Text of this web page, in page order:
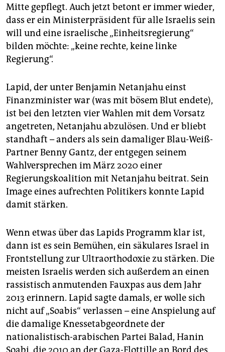
Mitte gepflegt. Auch jetzt betont er immer wieder,
dass er ein Ministerpräsident für alle Israelis sein
will und eine israelische „Einheitsregierung“
bilden möchte: „keine rechte, keine linke
Regierung“.
Lapid, der unter Benjamin Netanjahu einst
Finanzminister war (was mit bösem Blut endete),
ist bei den letzten vier Wahlen mit dem Vorsatz
angetreten, Netanjahu abzulösen. Und er bliebt
standhaft – anders als sein damaliger Blau-Weiß-
Partner Benny Gantz, der entgegen seinem
Wahlversprechen im März 2020 einer
Regierungskoalition mit Netanjahu beitrat. Sein
Image eines aufrechten Politikers konnte Lapid
damit stärken.
Wenn etwas über das Lapids Programm klar ist,
dann ist es sein Bemühen, ein säkulares Israel in
Frontstellung zur Ultraorthodoxie zu stärken. Die
meisten Israelis werden sich außerdem an einen
rassistisch anmutenden Fauxpas aus dem Jahr
2013 erinnern. Lapid sagte damals, er wolle sich
nicht auf „Soabis“ verlassen – eine Anspielung auf
die damalige Knessetabgeordnete der
nationalistisch-arabischen Partei Balad, Hanin